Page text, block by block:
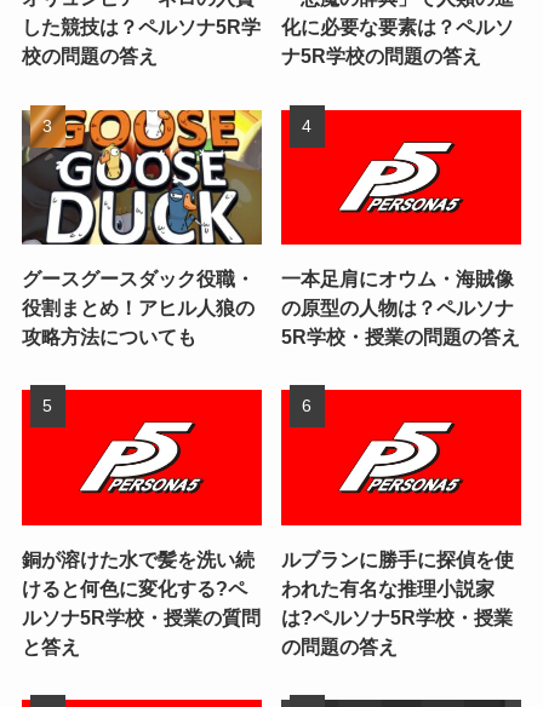
した競技は？ペルソナ5R学
校の問題の答え
化に必要な要素は？ペルソ
ナ5R学校の問題の答え
グースグースダック役職・
役割まとめ！アヒル人狼の
攻略方法についても
一本足肩にオウム・海賊像
の原型の人物は？ペルソナ
5R学校・授業の問題の答え
銅が溶けた水で髪を洗い続
けると何色に変化する?ペ
ルソナ5R学校・授業の質問
と答え
ルブランに勝手に探偵を使
われた有名な推理小説家
は?ペルソナ5R学校・授業
の問題の答え